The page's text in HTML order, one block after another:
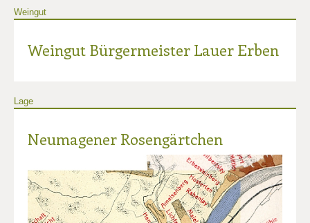
Weingut
Weingut Bürgermeister Lauer Erben
Lage
Neumagener Rosengärtchen